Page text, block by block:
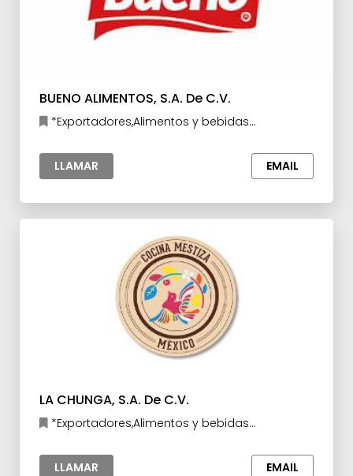
BUENO ALIMENTOS, S.A. De C.V.
*Exportadores,Alimentos y bebidas
LLAMAR
EMAIL
LA CHUNGA, S.A. De C.V.
*Exportadores,Alimentos y bebidas
LLAMAR
EMAIL